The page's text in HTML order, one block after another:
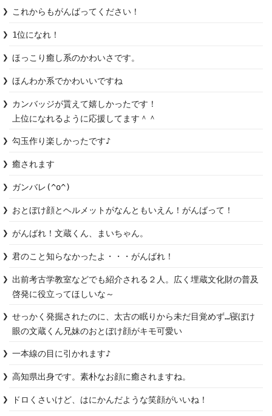
これからもがんばってください！
1位になれ！
ほっこり癒し系のかわいさです。
ほんわか系でかわいいですね
カンバッジが貰えて嬉しかったです！
上位になれるように応援してます＾＾
勾玉作り楽しかったです♪
癒されます
ガンバレ(^o^)
おとぼけ顔とヘルメットがなんともいえん！がんばって！
がんばれ！文蔵くん、まいちゃん。
君のこと知らなかったよ・・・がんばれ！
出前考古学教室などでも紹介される２人。広く埋蔵文化財の普及
啓発に役立ってほしいな～
せっかく発掘されたのに、太古の眠りから未だ目覚めず…寝ぼけ
眼の文蔵くん兄妹のおとぼけ顔がキモ可愛い
一本線の目に引かれます♪
高知県出身です。素朴なお顔に癒されますね。
ドロくさいけど、はにかんだような笑顔がいいね！